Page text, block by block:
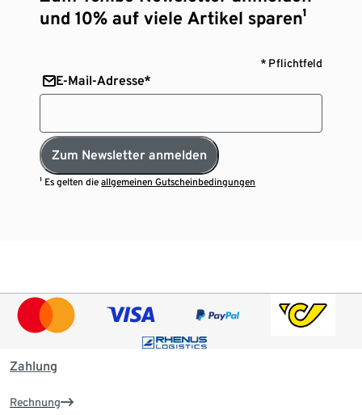
und 10% auf viele Artikel sparen¹
* Pflichtfeld
E-Mail-Adresse*
Zum Newsletter anmelden
¹ Es gelten dieallgemeinen Gutscheinbedingungen
Zahlung
Rechnung